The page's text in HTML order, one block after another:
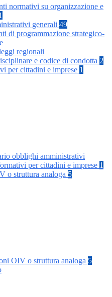
normativi su organizzazione e
generali 49
di programmazione strategico-
regionali
e codice di condotta 2
per cittadini e imprese 1
obblighi amministrativi
per cittadini e imprese 1
o struttura analoga 5
OIV o struttura analoga 5